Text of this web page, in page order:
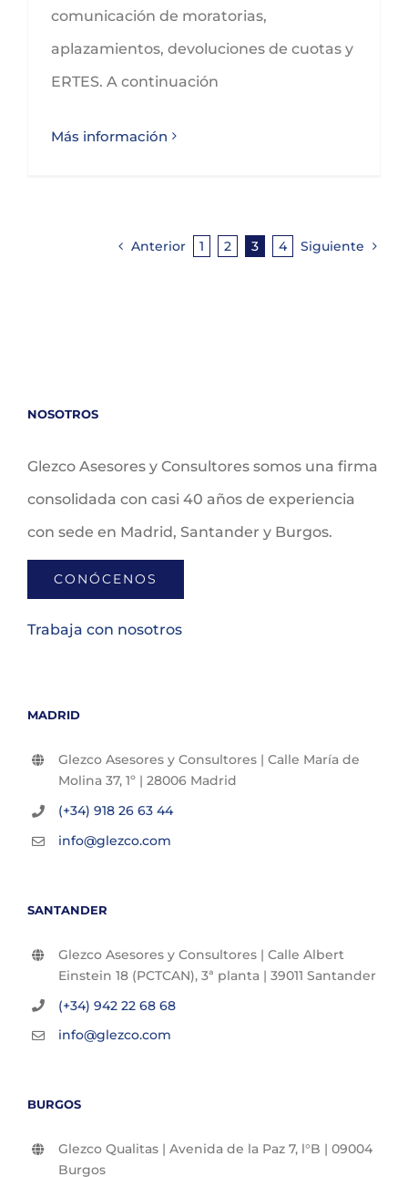
comunicación de moratorias,
aplazamientos, devoluciones de cuotas y
ERTES. A continuación
Más información
Anterior 1 2 3 4 Siguiente
NOSOTROS
Glezco Asesores y Consultores somos una firma
consolidada con casi 40 años de experiencia
con sede en Madrid, Santander y Burgos.
CONÓCENOS
Trabaja con nosotros
MADRID
Glezco Asesores y Consultores | Calle María de
Molina 37, 1º | 28006 Madrid
(+34) 918 26 63 44
info@glezco.com
SANTANDER
Glezco Asesores y Consultores | Calle Albert
Einstein 18 (PCTCAN), 3ª planta | 39011 Santander
(+34) 942 22 68 68
info@glezco.com
BURGOS
Glezco Qualitas | Avenida de la Paz 7, l°B | 09004
Burgos